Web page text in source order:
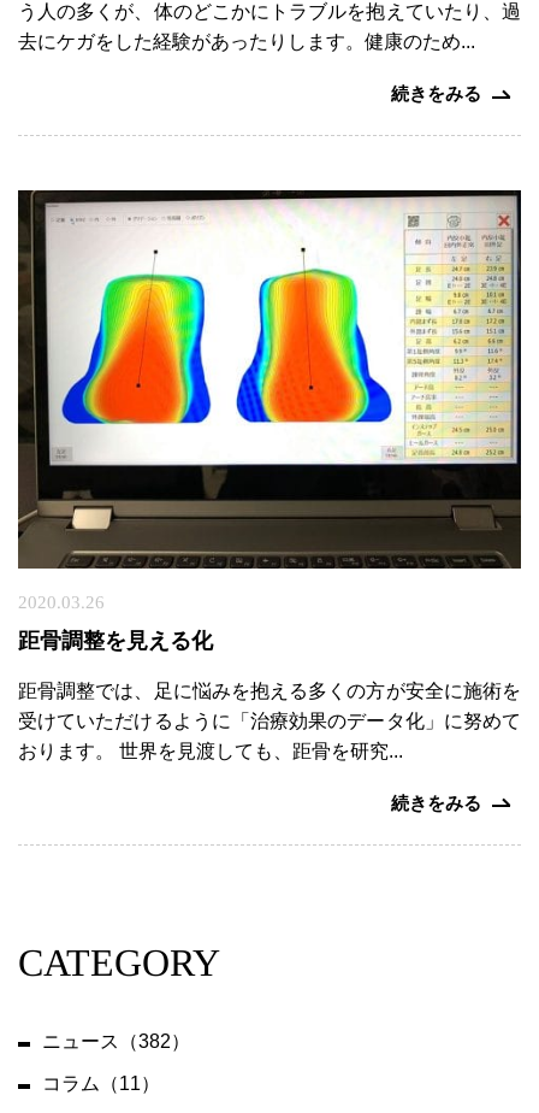
会
盟
院
お
う人の多くが、体のどこかにトラブルを抱えていたり、過
去にケガをした経験があったりします。健康のため...
続きをみる
2020.03.26
距骨調整を見える化
距骨調整では、足に悩みを抱える多くの方が安全に施術を
受けていただけるように「治療効果のデータ化」に努めて
おります。 世界を見渡しても、距骨を研究...
続きをみる
CATEGORY
ニュース（382）
コラム（11）